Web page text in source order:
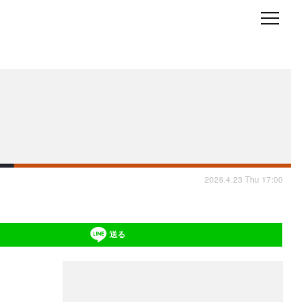
C
地域から探す
2026.4.23 Thu 17:00
送る